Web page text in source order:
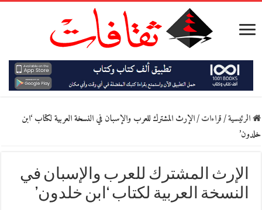
الرئيسية/قراءات/الإرث المشترك للعرب والإسبان في النسخة العربية لكتاب ‘ابن
خلدون’
الإرث المشترك للعرب والإسبان في
النسخة العربية لكتاب ‘ابن خلدون’